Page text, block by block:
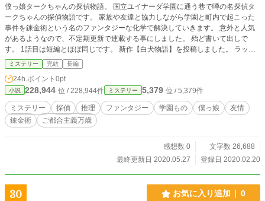
僕っ娘タークちゃんの探偵物語。 国立ユイナーダ学園に通う巷で噂の名探偵タ
ークちゃんの探偵物語です。 家族や友達と協力しながら学園と町内で起こった
事件を錬金術という名のファンタジーな化学で解決していきます。 意外と人気
があるようなので、不定期更新で連載する事にしました。 殆ど書いて出しで
す。 1話目は短編とほぼ同じです。 新作【白犬物語】を投稿しました。 ラック
に繋がるお話しです。
ミステリー 完結 長編
24h.ポイント 0pt
小説 228,944 位 / 228,944件 ミステリー 5,379 位 / 5,379件
ミステリー 探偵 推理 ファンタジー 学園もの 僕っ娘
友情
錬金術
ご都合主義万歳
感想数 0
文字数 26,688
最終更新日 2020.05.27
登録日 2020.02.20
30 お気に入り追加 0